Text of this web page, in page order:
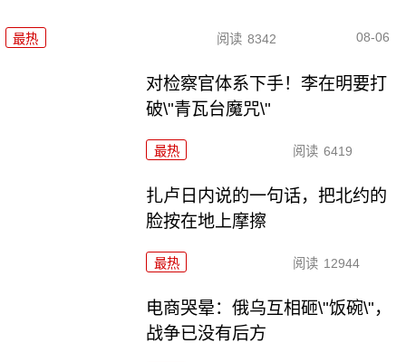
最热 阅读 8342 08-06
对检察官体系下手！李在明要打
破\"青瓦台魔咒\"
最热 阅读 6419
扎卢日内说的一句话，把北约的
脸按在地上摩擦
最热 阅读 12944
电商哭晕：俄乌互相砸\"饭碗\"，
战争已没有后方